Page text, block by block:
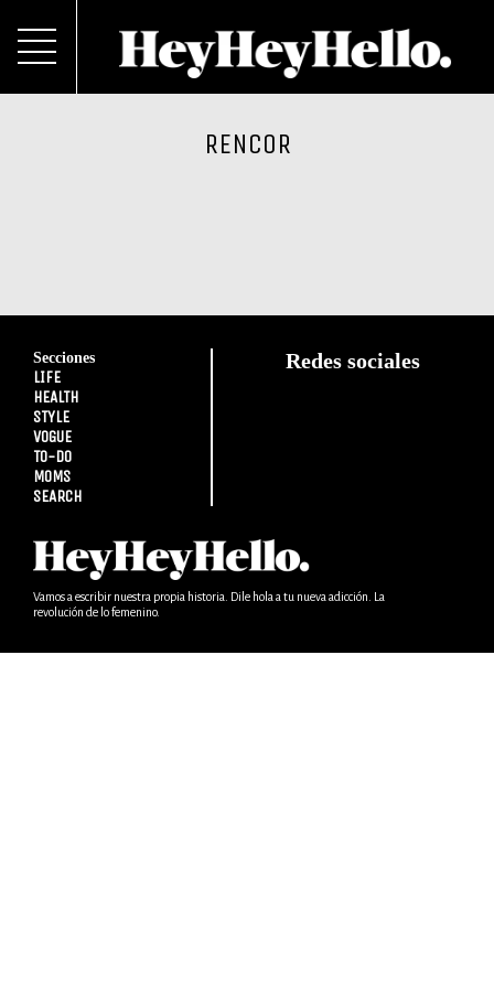
RENCOR
Secciones
LIFE
HEALTH
STYLE
VOGUE
TO-DO
MOMS
SEARCH
Redes sociales
Vamos a escribir nuestra propia historia. Dile hola a tu nueva adicción. La
revolución de lo femenino.